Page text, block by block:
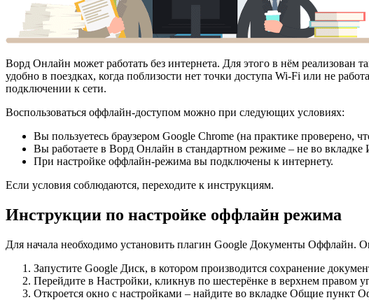
Ворд Онлайн может работать без интернета. Для этого в нём
удобно в поездках, когда поблизости нет точки доступа Wi-Fi или не
подключении к сети.
Воспользоваться оффлайн-доступом можно при следующих условиях:
Вы пользуетесь браузером Google Chrome (на практике проверено,
Вы работаете в Ворд Онлайн в стандартном режиме – не во вкладке
При настройке оффлайн-режима вы подключены к интернету.
Если условия соблюдаются, переходите к инструкциям.
Инструкции по настройке оффлайн режима
Для начала необходимо установить плагин Google Документы Оффлайн.
Запустите Google Диск, в котором производится сохранение
Перейдите в Настройки, кликнув по шестерёнке в верхнем правом
Откроется окно с настройками – найдите во вкладке Общие пункт